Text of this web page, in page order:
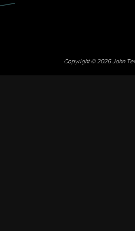
Copyright © 2026 John